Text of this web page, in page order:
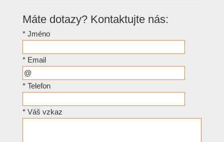
Máte dotazy? Kontaktujte nás:
* Jméno
* Email
* Telefon
* Váš vzkaz